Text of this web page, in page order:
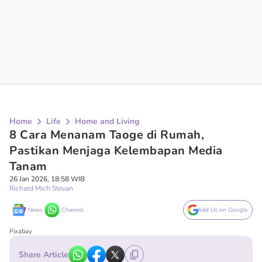
Home Life Home and Living
8 Cara Menanam Taoge di Rumah,
Pastikan Menjaga Kelembapan Media
Tanam
26 Jan 2026, 18:58 WIB
Richard Mich Stevan
News Channel Add Us on Google
Pixabay
Share Article